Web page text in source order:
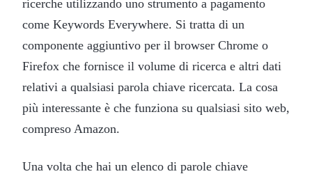
ricerche utilizzando uno strumento a pagamento
come Keywords Everywhere. Si tratta di un
componente aggiuntivo per il browser Chrome o
Firefox che fornisce il volume di ricerca e altri dati
relativi a qualsiasi parola chiave ricercata. La cosa
più interessante è che funziona su qualsiasi sito web,
compreso Amazon.
Una volta che hai un elenco di parole chiave